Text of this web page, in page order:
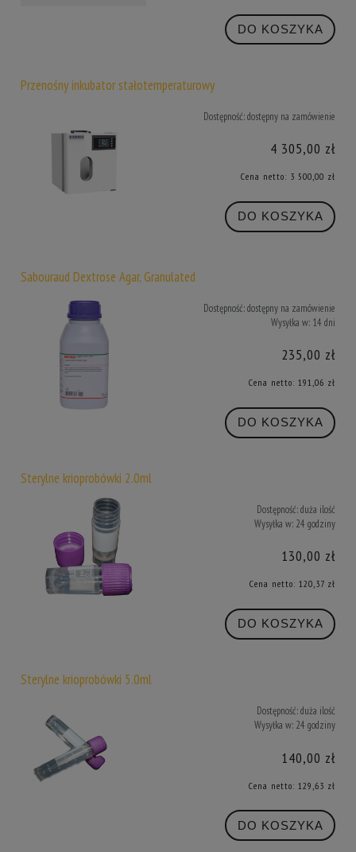
DO KOSZYKA
Przenośny inkubator stałotemperaturowy
Dostępność:dostępny na zamówienie
4 305,00 zł
Cena netto: 3 500,00 zł
DO KOSZYKA
Sabouraud Dextrose Agar, Granulated
Dostępność:dostępny na zamówienie
Wysyłka w: 14 dni
235,00 zł
Cena netto: 191,06 zł
DO KOSZYKA
Sterylne krioprobówki 2.0ml
Dostępność:duża ilość
Wysyłka w: 24 godziny
130,00 zł
Cena netto: 120,37 zł
DO KOSZYKA
Sterylne krioprobówki 5.0ml
Dostępność:duża ilość
Wysyłka w: 24 godziny
140,00 zł
Cena netto: 129,63 zł
DO KOSZYKA